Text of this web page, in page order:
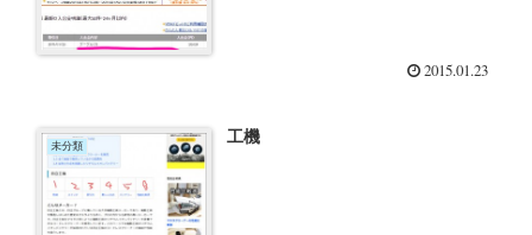
2015.01.23
未分類 工機